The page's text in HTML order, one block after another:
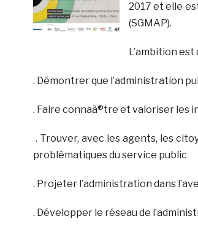
2017 et elle
(SGMAP).
L’ambition
. Démontrer que l’administration
. Faire connaà®tre et valoriser les
. Trouver, avec les agents, les
problématiques du service public
. Projeter l’administration dans
. Développer le réseau de